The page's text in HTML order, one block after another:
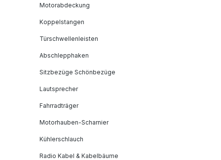
Motorabdeckung
Koppelstangen
Türschwellenleisten
Abschlepphaken
Sitzbezüge Schönbezüge
Lautsprecher
Fahrradträger
Motorhauben-Scharnier
Kühlerschlauch
Radio Kabel & Kabelbäume